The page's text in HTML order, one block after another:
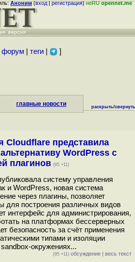
Аноним(вход|регистрация)неRUopennet.me
форум| теги| ]
главные новости раскрыть/свернуть
Cloudflare представила
WordPress с
плагинов (95 +11)
систему управления
и WordPress, новая система
через плагины, позволяет
для построения различных видов
интерфейс для администрирования,
на платформах бессерверных
безопасность за счёт применения
типами и изоляции
окружениях...
(95 +11) обсуждение | весь текст